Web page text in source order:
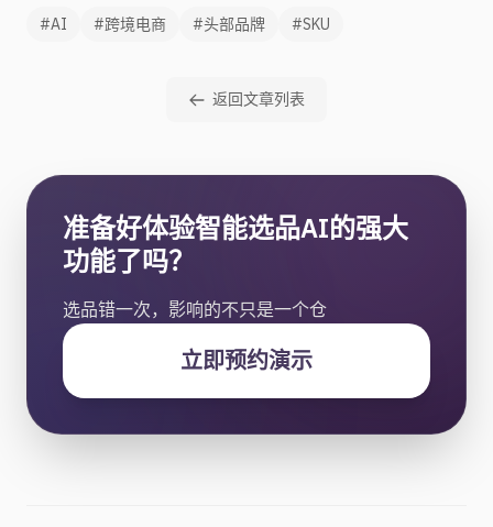
#AI #跨境电商 #头部品牌 #SKU
返回文章列表
准备好体验智能选品AI的强大
功能了吗？
选品错一次，影响的不只是一个仓
立即预约演示